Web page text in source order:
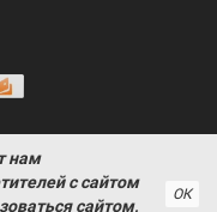
характер и не
положениями
ProtectAuto © 2011-
нам
с сайтом
сайтом,
ОК